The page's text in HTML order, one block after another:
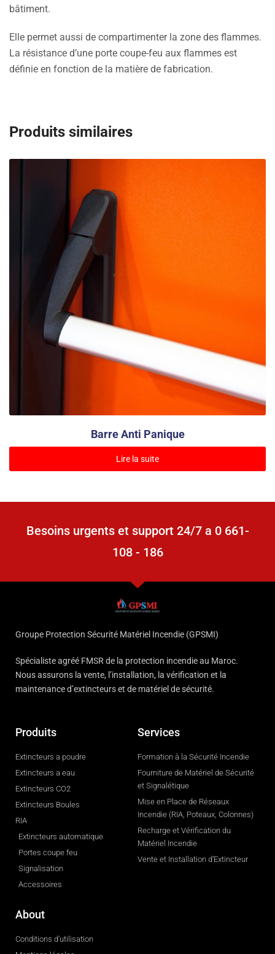
bâtiment.
Elle permet aussi de compartimenter la zone des flammes.
La résistance d’une porte coupe-feu aux flammes est
définie en fonction de la matière de fabrication.
Produits similaires
Barre Anti Panique
Lire la suite
Besoins urgents et support 24/7 a 0 661-
108 - 186
Groupe Protection Sécurité Matériel Incendie (GPSMI)
Spécialiste agréé FMSR de la protection incendie au Maroc.
Nous assurons la vente, l’installation, la vérification et la
maintenance d’extincteurs et de matériel de sécurité.
Produits
Extincteurs a poudre
Extincteurs a eau
Extincteurs CO2
Extincteurs Boules
RIA
Extincteurs automatique
Portes coupe feu
Signalisation
Accessoires
Services
Formation à la Sécurité Incendie
Fourniture de Matériel de Sécurité
et Signalétique
Mise en Place de Réseaux
Incendie (RIA, Poteaux, Colonnes)
Recharge et Vérification du
Matériel Incendie
Vente et Installation d’Extincteur
About
Conditions d'utilisation